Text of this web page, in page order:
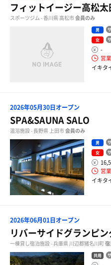
フィットイージー高松
スポーツジム - 香川県 高松市会員のみ
男
女
-
営
イキタ
2026年05月30日オープン
SPA&SAUNA SALO
温浴施設 - 長野県 上田市会員のみ
男
女
営
イキタ
2026年06月01日オープン
リバーサイドグランピ
一棟貸し宿泊施設 - 兵庫県 川辺郡猪名川町
共用